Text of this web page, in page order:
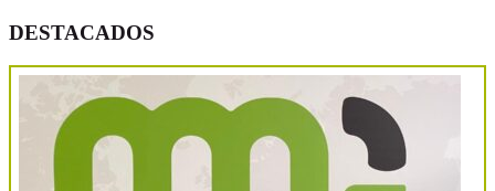
DESTACADOS